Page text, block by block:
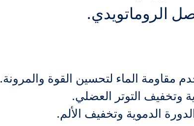
الروماتويدي.
مقاومة الماء لتحسين القوة والمرونة.
وتخفيف التوتر العضلي.
الدموية وتخفيف الألم.